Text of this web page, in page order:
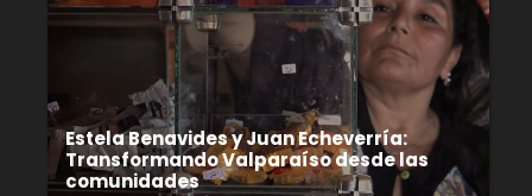
Estela Benavides y Juan Echeverría:
Transformando Valparaíso desde las
comunidades